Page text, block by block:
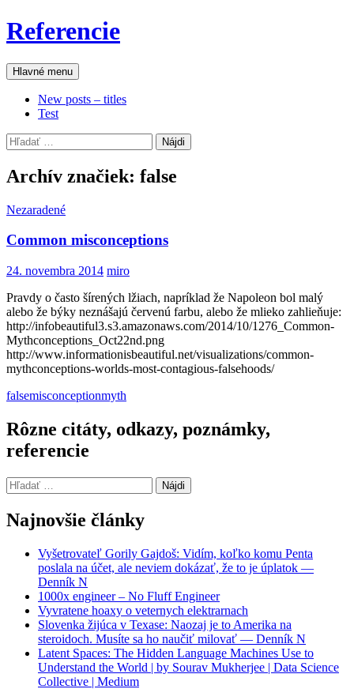
Preskočiť
na
Referencie
Hľadať
Hlavné menu
New posts – titles
Test
Hľadať:
Archív značiek: false
Nezaradené
Common misconceptions
24. novembra 2014 miro
Pravdy o často šírených lžiach, napríklad že Napoleon bol malý
alebo že býky neznášajú červenú farbu, alebo že mlieko zahlieňuje:
http://infobeautiful3.s3.amazonaws.com/2014/10/1276_Common-
Mythconceptions_Oct22nd.png
http://www.informationisbeautiful.net/visualizations/common-
mythconceptions-worlds-most-contagious-falsehoods/
falsemisconceptionmyth
Rôzne citáty, odkazy, poznámky,
referencie
Hľadať:
Najnovšie články
Vyšetrovateľ Gorily Gajdoš: Vidím, koľko komu Penta
poslala na účet, ale neviem dokázať, že to je úplatok —
Denník N
1000x engineer – No Fluff Engineer
Vyvratene hoaxy o veternych elektrarnach
Slovenka žijúca v Texase: Naozaj je to Amerika na
steroidoch. Musíte sa ho naučiť milovať — Denník N
Latent Spaces: The Hidden Language Machines Use to
Understand the World | by Sourav Mukherjee | Data Science
Collective | Medium